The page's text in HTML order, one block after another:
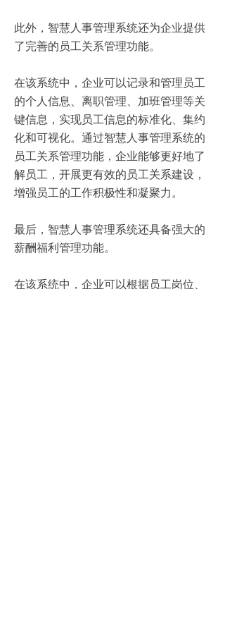
此外，智慧人事管理系统还为企业提供
了完善的员工关系管理功能。
在该系统中，企业可以记录和管理员工
的个人信息、离职管理、加班管理等关
键信息，实现员工信息的标准化、集约
化和可视化。通过智慧人事管理系统的
员工关系管理功能，企业能够更好地了
解员工，开展更有效的员工关系建设，
增强员工的工作积极性和凝聚力。
最后，智慧人事管理系统还具备强大的
薪酬福利管理功能。
在该系统中，企业可以根据员工岗位、